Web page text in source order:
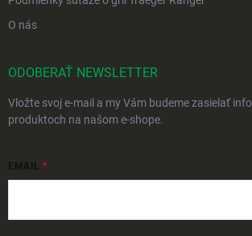
O nás
ODOBERAŤ NEWSLETTER
Vložte svoj e-mail a my Vám budeme zasielať
produktoch na našom e-shope.
EMAIL